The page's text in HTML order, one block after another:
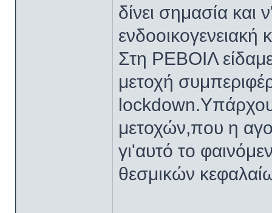
δίνει σημασία και
ενδοοικογενειακή
Στη ΡΕΒΟΙΛ
μετοχή
μετοχών,που η
γι'αυτό το
θεσμικών